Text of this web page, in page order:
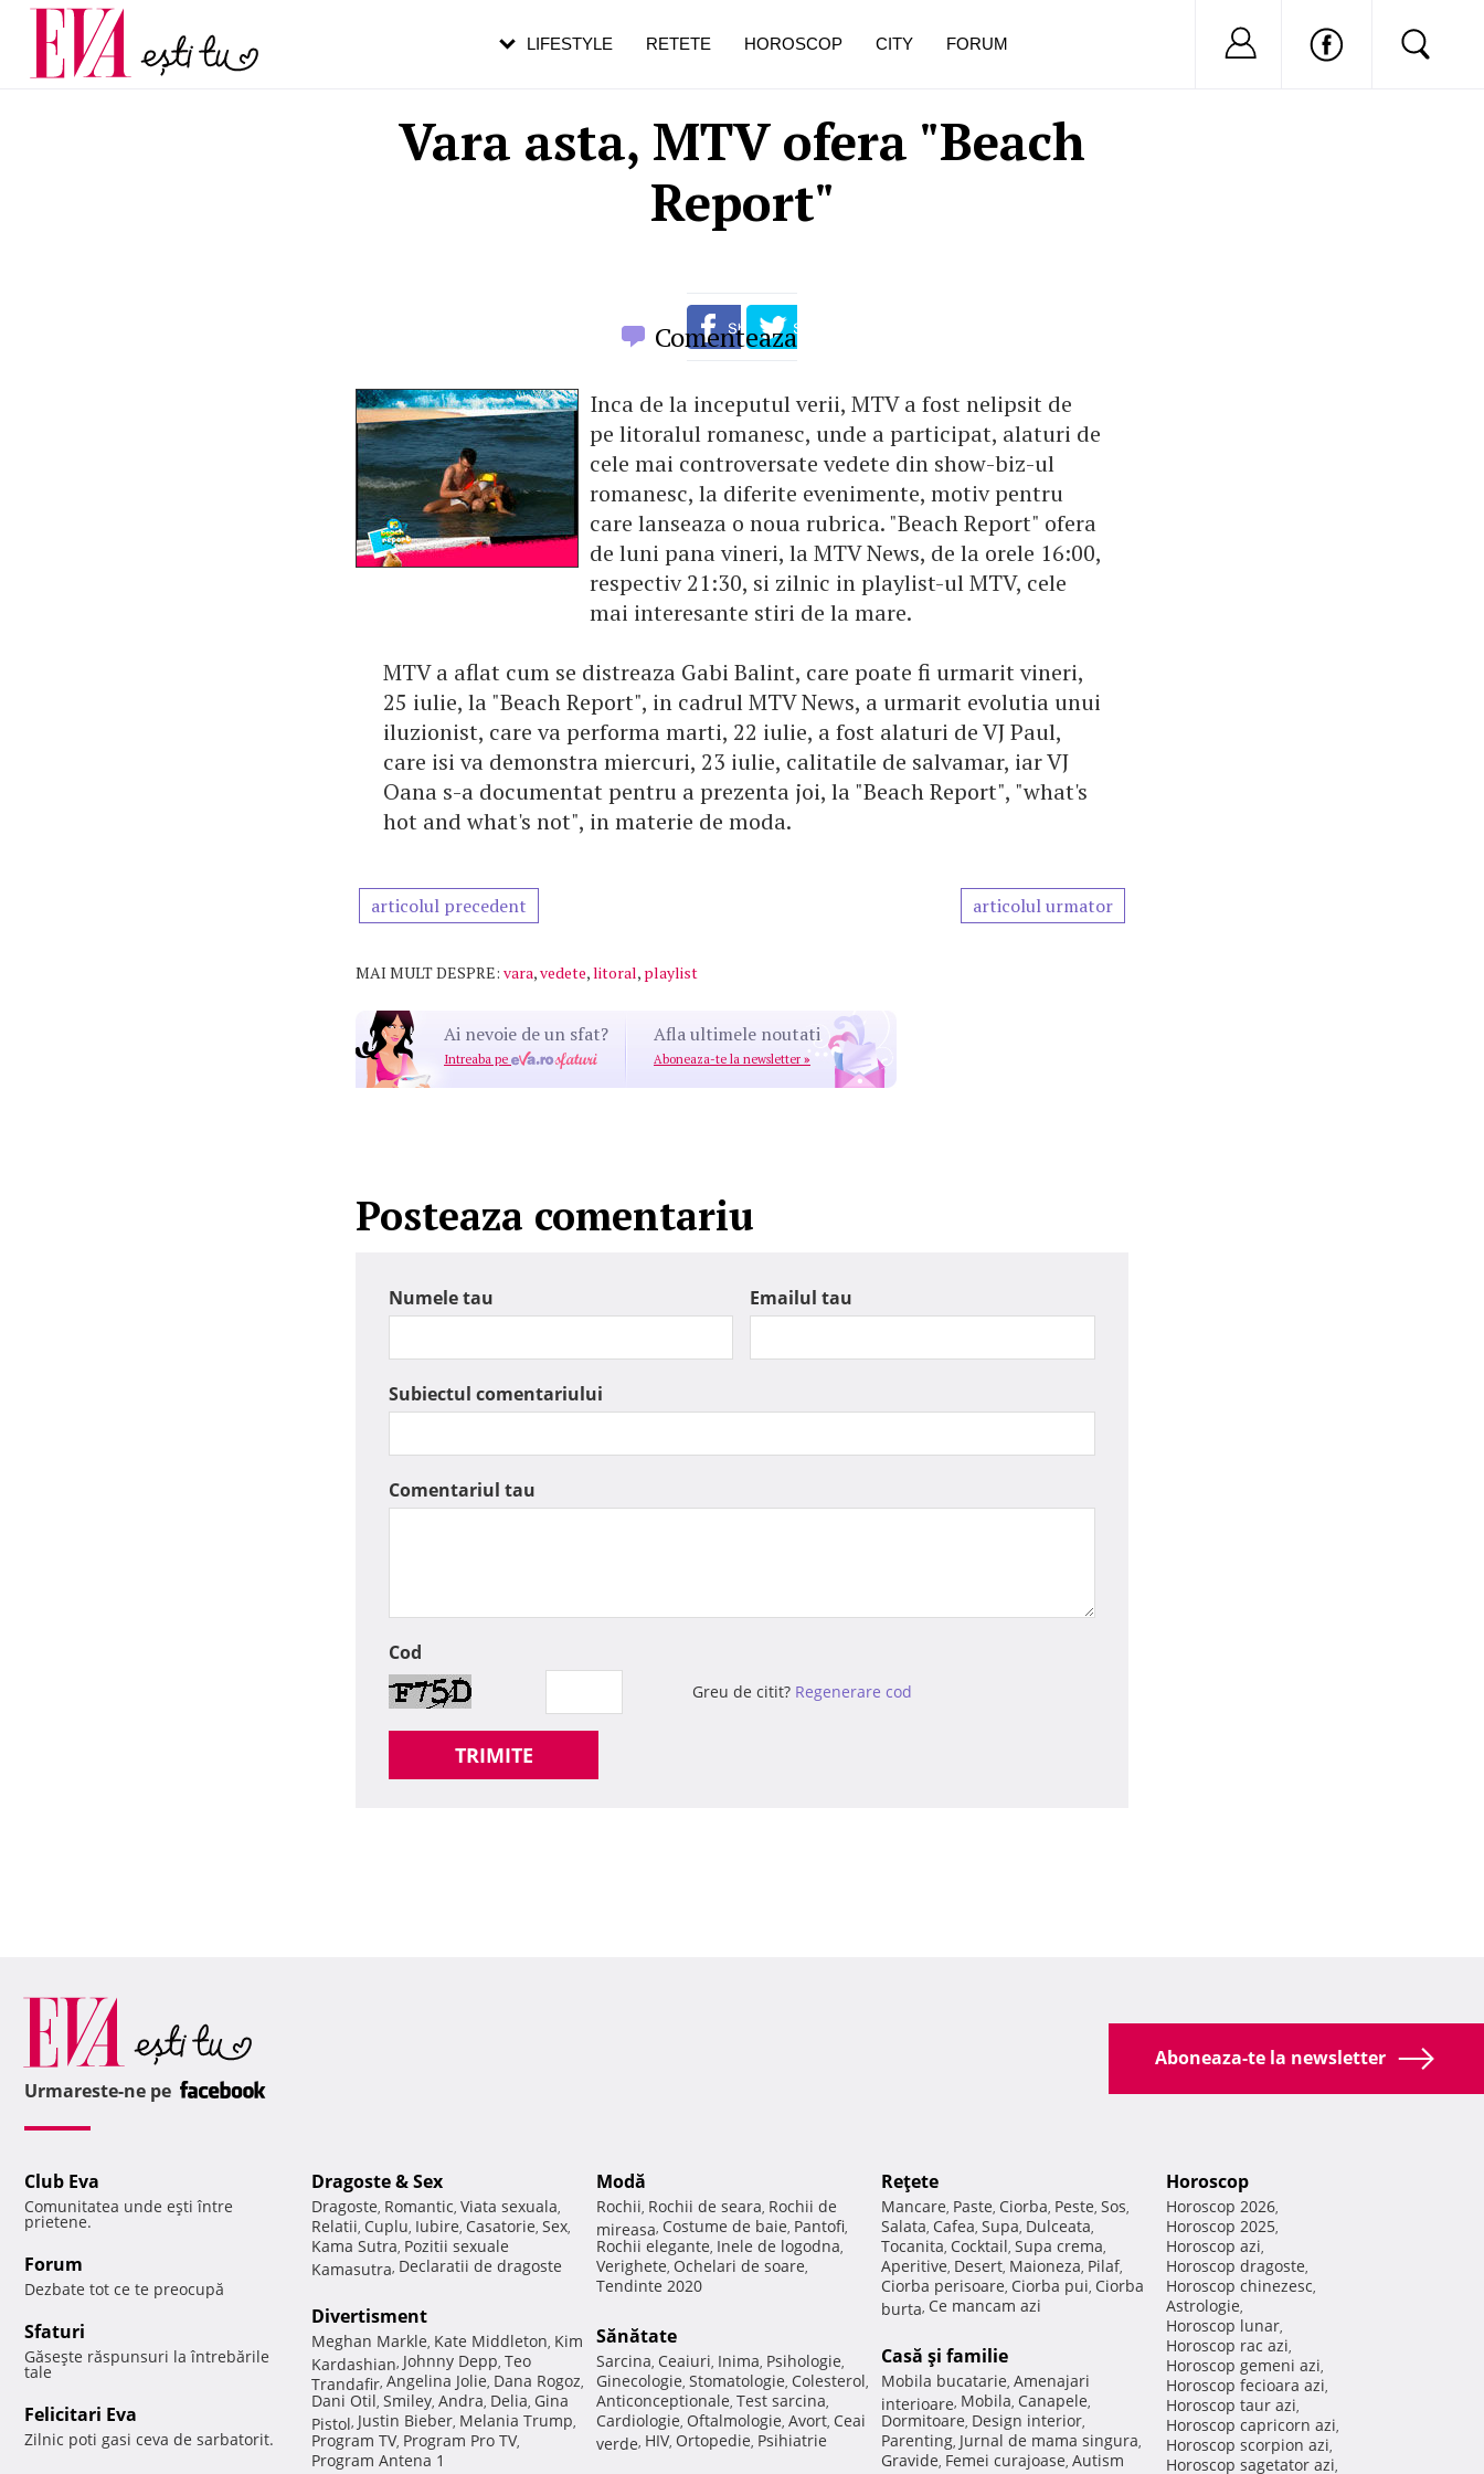
Vara asta, MTV ofera "Beach
Report"
Comenteaza
Inca de la inceputul verii, MTV a fost nelipsit de
pe litoralul romanesc, unde a participat, alaturi de
cele mai controversate vedete din show-biz-ul
romanesc, la diferite evenimente, motiv pentru
care lanseaza o noua rubrica. "Beach Report" ofera
de luni pana vineri, la MTV News, de la orele 16:00,
respectiv 21:30, si zilnic in playlist-ul MTV, cele
mai interesante stiri de la mare.
MTV a aflat cum se distreaza Gabi Balint, care poate fi urmarit vineri,
25 iulie, la "Beach Report", in cadrul MTV News, a urmarit evolutia unui
iluzionist, care va performa marti, 22 iulie, a fost alaturi de VJ Paul,
care isi va demonstra miercuri, 23 iulie, calitatile de salvamar, iar VJ
Oana s-a documentat pentru a prezenta joi, la "Beach Report", "what's
hot and what's not", in materie de moda.
articolul precedent articolul urmator
MAI MULT DESPRE: vara,vedete,litoral, playlist
Ai nevoie de un sfat?
Intreaba pe
Afla ultimele noutati
Aboneaza-te la newsletter »
Posteaza comentariu
Numele tau Emailul tau
Subiectul comentariului
Comentariul tau
Cod
Greu de citit? Regenerare cod
TRIMITE
LIFESTYLE RETETE HOROSCOP CITY FORUM Nu ai cont?
Carieră
Actualitate
pe măsură ce înaintezi în vârstă
Aboneaza-te la newsletter
Urmareste-ne pe
Club Eva
Comunitatea unde eşti între
prietene.
Forum
Dezbate tot ce te preocupă
Sfaturi
Găseşte răspunsuri la întrebările
tale
Felicitari Eva
Zilnic poti gasi ceva de sarbatorit.
Dragoste & Sex
Dragoste, Romantic, Viata sexuala,
Relatii, Cuplu, Iubire, Casatorie, Sex,
Kama Sutra, Pozitii sexuale
Kamasutra, Declaratii de dragoste
Divertisment
Meghan Markle, Kate Middleton, Kim
Kardashian, Johnny Depp, Teo
Trandafir, Angelina Jolie, Dana Rogoz,
Dani Otil, Smiley, Andra, Delia, Gina
Pistol, Justin Bieber, Melania Trump,
Program TV, Program Pro TV,
Program Antena 1
Modă
Rochii, Rochii de seara, Rochii de
mireasa, Costume de baie, Pantofi,
Rochii elegante, Inele de logodna,
Verighete, Ochelari de soare,
Tendinte 2020
Sănătate
Sarcina, Ceaiuri, Inima, Psihologie,
Ginecologie, Stomatologie, Colesterol,
Anticonceptionale, Test sarcina,
Cardiologie, Oftalmologie, Avort, Ceai
verde, HIV, Ortopedie, Psihiatrie
Reţete
Mancare, Paste, Ciorba, Peste, Sos,
Salata, Cafea, Supa, Dulceata,
Tocanita, Cocktail, Supa crema,
Aperitive, Desert, Maioneza, Pilaf,
Ciorba perisoare, Ciorba pui, Ciorba
burta, Ce mancam azi
Casă şi familie
Mobila bucatarie, Amenajari
interioare, Mobila, Canapele,
Dormitoare, Design interior,
Parenting, Jurnal de mama singura,
Gravide, Femei curajoase, Autism
Horoscop
Horoscop 2026,
Horoscop 2025,
Horoscop azi,
Horoscop dragoste,
Horoscop chinezesc,
Astrologie,
Horoscop lunar,
Horoscop rac azi,
Horoscop gemeni azi,
Horoscop fecioara azi,
Horoscop taur azi,
Horoscop capricorn azi,
Horoscop scorpion azi,
Horoscop sagetator azi,